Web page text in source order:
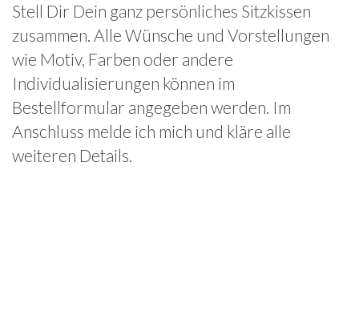
Stell Dir Dein ganz persönliches Sitzkissen
zusammen. Alle Wünsche und Vorstellungen
wie Motiv, Farben oder andere
Individualisierungen können im
Bestellformular angegeben werden. Im
Anschluss melde ich mich und kläre alle
weiteren Details.